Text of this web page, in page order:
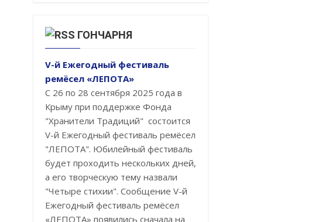
ГОНЧАРНЯ
V-й Ежегодный фестиваль
ремёсел «ЛЕПОТА»
С 26 по 28 сентября 2025 года в
Крыму при поддержке Фонда
"Хранители Традиций" состоится
V-й Ежегодный фестиваль ремёсел
"ЛЕПОТА". Юбилейный фестиваль
будет проходить нескольких дней,
а его творческую тему назвали
"Четыре стихии". Сообщение V-й
Ежегодный фестиваль ремёсел
«ЛЕПОТА» появились сначала на